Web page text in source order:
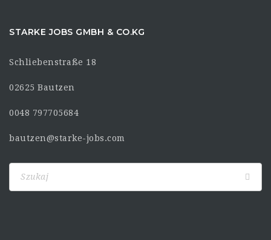
STARKE JOBS GMBH & CO.KG
Schliebenstraße 18
02625 Bautzen
0048 797705684
bautzen@starke-jobs.com